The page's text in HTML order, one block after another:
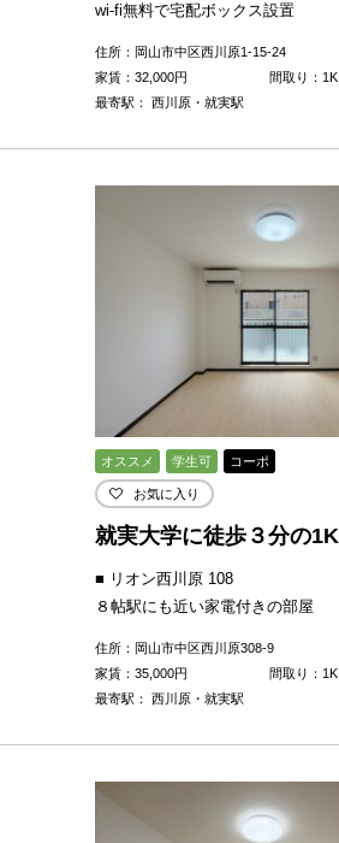
wi-fi無料で宅配ボックス設置
住所：岡山市中区西川原1-15-24
家賃： 32,000円
間取り：1K
最寄駅： 西川原・就実駅
オススメ 学生可 コーポ
お気に入り
就実大学に徒歩３分の1K
■ リオン西川原 108
８帖駅にも近い家電付きの部屋
住所：岡山市中区西川原308-9
家賃： 35,000円
間取り：1K
最寄駅： 西川原・就実駅